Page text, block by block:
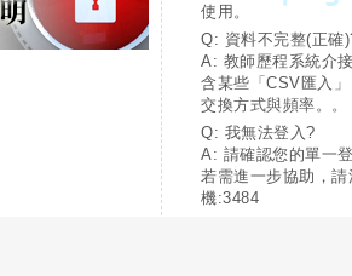
使用。
Q: 資料不完整(正確
A: 教師歷程系統介
含某些「CSV匯入
交換方式與頻率。。
Q: 我無法登入?
A: 請確認您的單一
若需進一步協助，
機:3484